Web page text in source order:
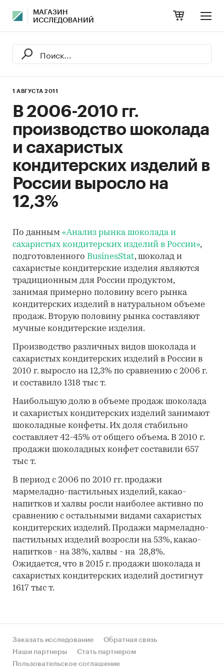
МАГАЗИН
ИССЛЕДОВАНИЙ
1 АВГУСТА 2011
В 2006-2010 гг.
производство шоколада
и сахаристых
кондитерских изделий в
России выросло на
12,3%
По данным «Анализ рынка шоколада и
сахаристых кондитерских изделий в России»,
подготовленного BusinesStat, шоколад и
сахаристые кондитерские изделия являются
традиционным для России продуктом,
занимая примерно половину всего рынка
кондитерских изделий в натуральном объеме
продаж. Вторую половину рынка составляют
мучные кондитерские изделия.
Производство различных видов шоколада и
сахаристых кондитерских изделий в России в
2010 г. выросло на 12,3% по сравнению с 2006 г.
и составило 1318 тыс т.
Наибольшую долю в объеме продаж шоколада
и сахаристых кондитерских изделий занимают
шоколадные конфеты. Их доля стабильно
составляет 42-45% от общего объема. В 2010 г.
продажи шоколадных конфет составили 657
тыс т.
В период с 2006 по 2010 гг. продажи
мармеладно-пастильных изделий, какао-
напитков и халвы росли наиболее активно по
сравнению с остальными видами сахаристых
кондитерских изделий. Продажи мармеладно-
пастильных изделий возросли на 53%, какао-
напитков - на 38%, халвы - на 28,8%.
Ожидается, что в 2015 г. продажи шоколада и
сахаристых кондитерских изделий достигнут
1617 тыс т.
Заказать исследование
Обратная связь
Наши партнеры
Стать партнером
Пользовательское соглашение